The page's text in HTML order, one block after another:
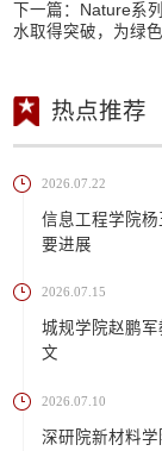
下一篇：
Nature系
水取得突破，为绿
热点推荐
2026.07.22
信息工程学院
要进展
2026.07.15
城规学院赵鹏
文
2026.07.10
深研院新材料